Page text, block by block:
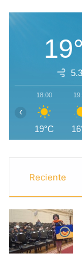
18:00
19°C
‹
Reciente